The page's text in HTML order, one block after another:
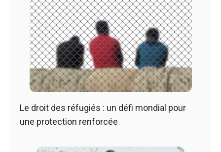
Le droit des réfugiés : un défi mondial pour
une protection renforcée